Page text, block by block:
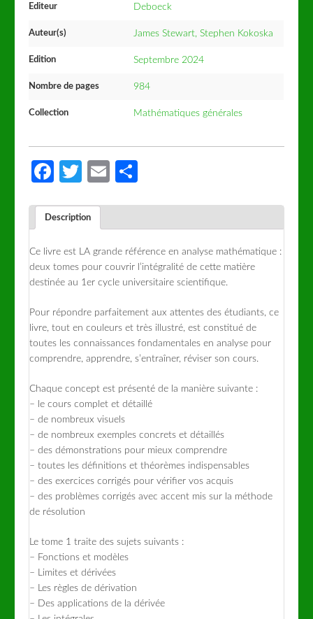
Editeur Deboeck
Auteur(s) James Stewart, Stephen Kokoska
Edition Septembre 2024
Nombre de pages 984
Collection Mathématiques générales
Facebook
Twitter
Email
Description
Ce livre est LA grande référence en analyse mathématique :
deux tomes pour couvrir l’intégralité de cette matière
destinée au 1er cycle universitaire scientifique.
Pour répondre parfaitement aux attentes des étudiants, ce
livre, tout en couleurs et très illustré, est constitué de
toutes les connaissances fondamentales en analyse pour
comprendre, apprendre, s’entraîner, réviser son cours.
Chaque concept est présenté de la manière suivante :
– le cours complet et détaillé
– de nombreux visuels
– de nombreux exemples concrets et détaillés
– des démonstrations pour mieux comprendre
– toutes les définitions et théorèmes indispensables
– des exercices corrigés pour vérifier vos acquis
– des problèmes corrigés avec accent mis sur la méthode
de résolution
Le tome 1 traite des sujets suivants :
– Fonctions et modèles
– Limites et dérivées
– Les règles de dérivation
– Des applications de la dérivée